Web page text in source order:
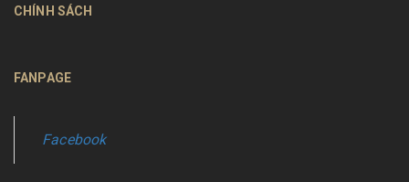
CHÍNH SÁCH
FANPAGE
Facebook